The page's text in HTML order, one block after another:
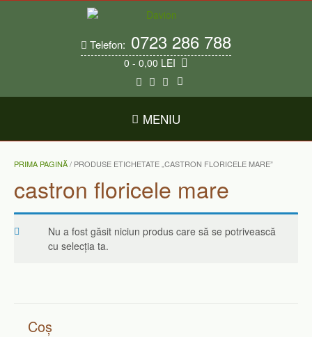
Telefon: 0723 286 788
0 - 0,00 LEI
MENIU
PRIMA PAGINĂ/ PRODUSE ETICHETATE „CASTRON FLORICELE MARE”
castron floricele mare
Nu a fost găsit niciun produs care să se potrivească
cu selecția ta.
Coș